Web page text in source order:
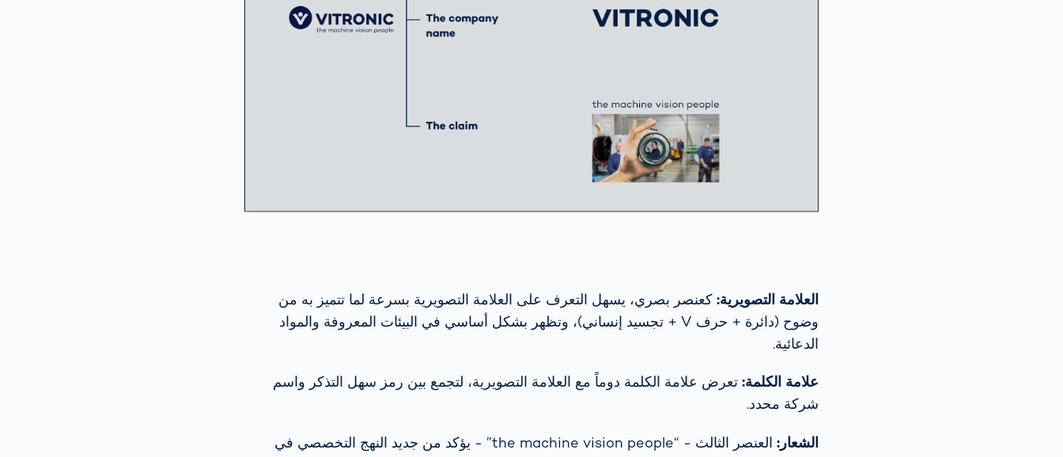
العلامة التصويرية: كعنصر بصري، يسهل التعرف على العلامة التصويرية بسرعة لما تتميز به من
وضوح (دائرة + حرف V + تجسيد إنساني)، وتظهر بشكل أساسي في البيئات المعروفة والمواد
الدعائية.
علامة الكلمة: تعرض علامة الكلمة دوماً مع العلامة التصويرية، لتجمع بين رمز سهل التذكر واسم
شركة محدد.
الشعار:
العنصر الثالث - “the machine vision people” - يؤكد من جديد النهج التخصصي في